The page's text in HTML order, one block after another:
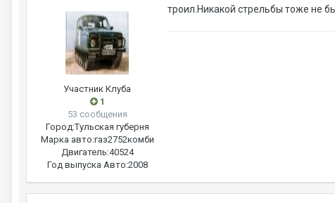
Участник Клуба
1
53 сообщения
Город:Тульская губерня
Марка авто:газ2752комби
Двигатель:40524
Год выпуска Авто:2008
троил.Никакой стрельбы тоже не